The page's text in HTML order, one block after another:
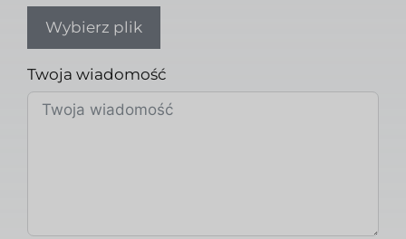
Wybierz plik
Twoja wiadomość